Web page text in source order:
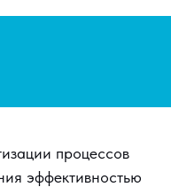
процессов
эффективностью